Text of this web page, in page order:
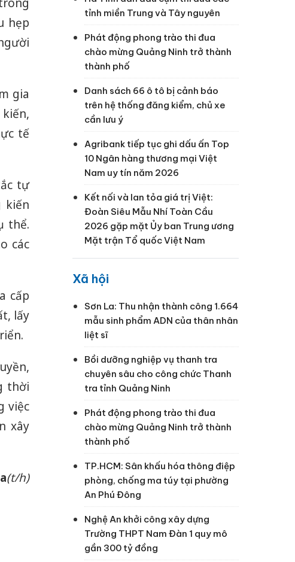
hẹp
gia
tế
tự
kiến
thể.
các
cấp
lấy
thời
việc
xây
(t/h)
tỉnh miền Trung và Tây nguyên
Phát động phong trào thi đua
chào mừng Quảng Ninh trở thành
thành phố
Danh sách 66 ô tô bị cảnh báo
trên hệ thống đăng kiểm, chủ xe
cần lưu ý
Agribank tiếp tục ghi dấu ấn Top
10 Ngân hàng thương mại Việt
Nam uy tín năm 2026
Kết nối và lan tỏa giá trị Việt:
Đoàn Siêu Mẫu Nhí Toàn Cầu
2026 gặp mặt Ủy ban Trung ương
Mặt trận Tổ quốc Việt Nam
Xã hội
Sơn La: Thu nhận thành công 1.664
mẫu sinh phẩm ADN của thân nhân
liệt sĩ
Bồi dưỡng nghiệp vụ thanh tra
chuyên sâu cho công chức Thanh
tra tỉnh Quảng Ninh
Phát động phong trào thi đua
chào mừng Quảng Ninh trở thành
thành phố
TP.HCM: Sân khấu hóa thông điệp
phòng, chống ma túy tại phường
An Phú Đông
Nghệ An khởi công xây dựng
Trường THPT Nam Đàn 1 quy mô
gần 300 tỷ đồng